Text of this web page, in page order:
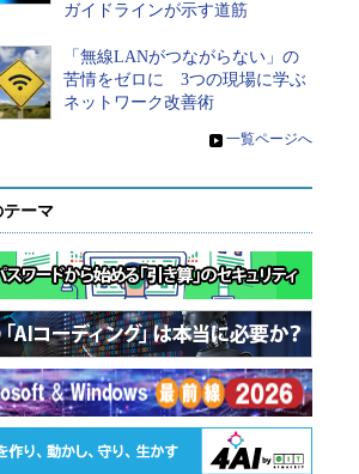
ガイドラインが示す道筋
「無線LANがつながらない」の
苦情をゼロに 3つの現場に学ぶ
ネットワーク改善術
» 一覧ページへ
ーマ